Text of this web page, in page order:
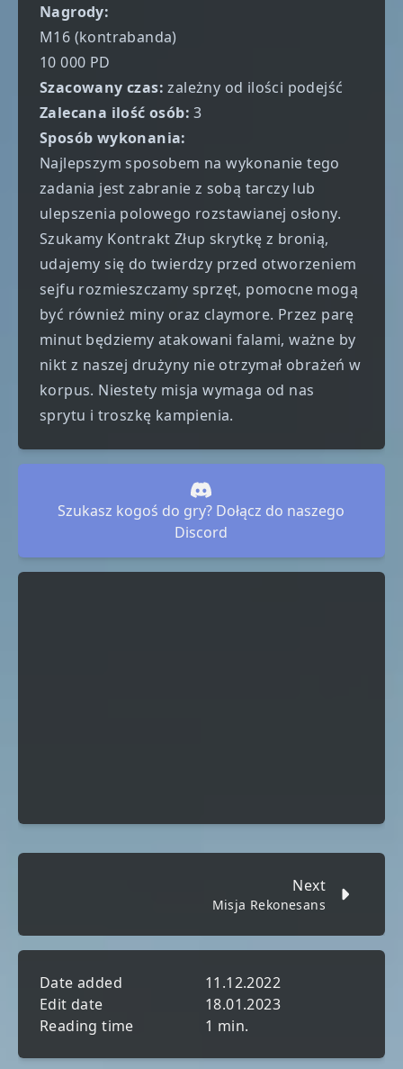
Nagrody:
M16 (kontrabanda)
10 000 PD
Szacowany czas:zależny od ilości podejść
Zalecana ilość osób:3
Sposób wykonania:
Najlepszym sposobem na wykonanie tego
zadania jest zabranie z sobą tarczy lub
ulepszenia polowego rozstawianej osłony.
Szukamy Kontrakt Złup skrytkę z bronią,
udajemy się do twierdzy przed otworzeniem
sejfu rozmieszczamy sprzęt, pomocne mogą
być również miny oraz claymore. Przez parę
minut będziemy atakowani falami, ważne by
nikt z naszej drużyny nie otrzymał obrażeń w
korpus. Niestety misja wymaga od nas
sprytu i troszkę kampienia.
Szukasz kogoś do gry? Dołącz do naszego
Discord
Next
Misja Rekonesans
Date added
11.12.2022
Edit date
18.01.2023
Reading time
1 min.